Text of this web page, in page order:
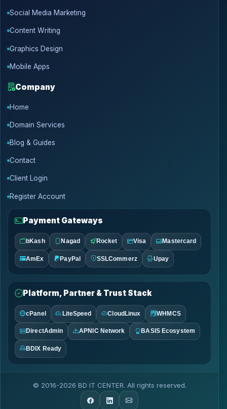
Social Media Marketing
Content Writing
Graphics Design
Mobile Apps
Company
Home
Domain Services
Blog & Guides
Contact
Client Login
Register Account
Payment Gateways
bKash Nagad Rocket Visa Mastercard
AmEx PayPal SSLCommerz Upay
Platform, Partner & Trust Stack
cPanel LiteSpeed CloudLinux WHMCS
DirectAdmin APNIC Network BASIS Ecosystem
BDIX Ready
© 2016-2026 BD IT CENTER. All rights reserved.